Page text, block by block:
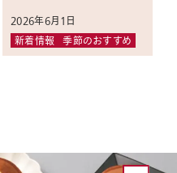
2026年6月1日
新着情報 季節のおすすめ